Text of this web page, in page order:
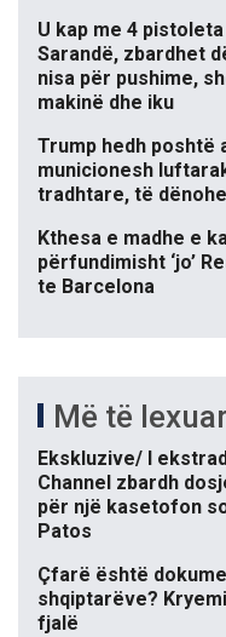
U kap me 4
Sarandë, zbardhet
nisa për pushime,
makinë dhe iku
Trump hedh poshtë
municionesh
tradhtare, të
Kthesa e madhe e
përfundimisht ‘jo’
te Barcelona
Më të
Ekskluzive/ I
Channel zbardh
për një kasetofon
Patos
Çfarë është
shqiptarëve?
fjalë